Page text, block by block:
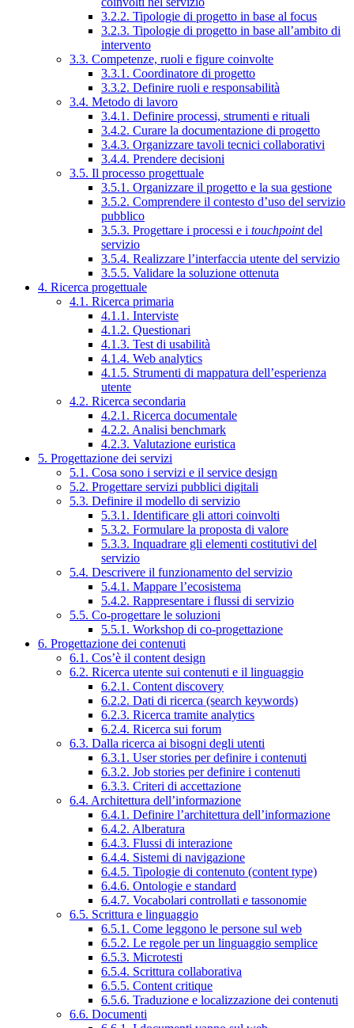
3.2.2. Tipologie di progetto in base al focus
3.2.3. Tipologie di progetto in base all’ambito di
intervento
3.3. Competenze, ruoli e figure coinvolte
3.3.1. Coordinatore di progetto
3.3.2. Definire ruoli e responsabilità
3.4. Metodo di lavoro
3.4.1. Definire processi, strumenti e rituali
3.4.2. Curare la documentazione di progetto
3.4.3. Organizzare tavoli tecnici collaborativi
3.4.4. Prendere decisioni
3.5. Il processo progettuale
3.5.1. Organizzare il progetto e la sua gestione
3.5.2. Comprendere il contesto d’uso del servizio
pubblico
3.5.3. Progettare i processi e i touchpointdel
servizio
3.5.4. Realizzare l’interfaccia utente del servizio
3.5.5. Validare la soluzione ottenuta
4. Ricerca progettuale
4.1. Ricerca primaria
4.1.1. Interviste
4.1.2. Questionari
4.1.3. Test di usabilità
4.1.4. Web analytics
4.1.5. Strumenti di mappatura dell’esperienza
utente
4.2. Ricerca secondaria
4.2.1. Ricerca documentale
4.2.2. Analisi benchmark
4.2.3. Valutazione euristica
5. Progettazione dei servizi
5.1. Cosa sono i servizi e il service design
5.2. Progettare servizi pubblici digitali
5.3. Definire il modello di servizio
5.3.1. Identificare gli attori coinvolti
5.3.2. Formulare la proposta di valore
5.3.3. Inquadrare gli elementi costitutivi del
servizio
5.4. Descrivere il funzionamento del servizio
5.4.1. Mappare l’ecosistema
5.4.2. Rappresentare i flussi di servizio
5.5. Co-progettare le soluzioni
5.5.1. Workshop di co-progettazione
6. Progettazione dei contenuti
6.1. Cos’è il content design
6.2. Ricerca utente sui contenuti e il linguaggio
6.2.1. Content discovery
6.2.2. Dati di ricerca (search keywords)
6.2.3. Ricerca tramite analytics
6.2.4. Ricerca sui forum
6.3. Dalla ricerca ai bisogni degli utenti
6.3.1. User stories per definire i contenuti
6.3.2. Job stories per definire i contenuti
6.3.3. Criteri di accettazione
6.4. Architettura dell’informazione
6.4.1. Definire l’architettura dell’informazione
6.4.2. Alberatura
6.4.3. Flussi di interazione
6.4.4. Sistemi di navigazione
6.4.5. Tipologie di contenuto (content type)
6.4.6. Ontologie e standard
6.4.7. Vocabolari controllati e tassonomie
6.5. Scrittura e linguaggio
6.5.1. Come leggono le persone sul web
6.5.2. Le regole per un linguaggio semplice
6.5.3. Microtesti
6.5.4. Scrittura collaborativa
6.5.5. Content critique
6.5.6. Traduzione e localizzazione dei contenuti
6.6. Documenti